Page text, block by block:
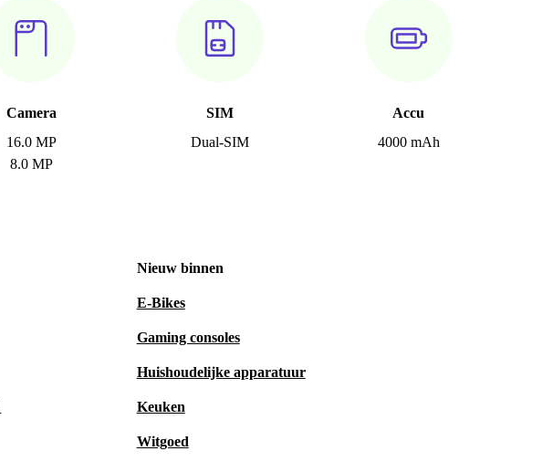
Camera
16.0 MP
8.0 MP
SIM
Dual-SIM
Accu
4000 mAh
Nieuw binnen
E-Bikes
Gaming consoles
Huishoudelijke apparatuur
Keuken
Witgoed